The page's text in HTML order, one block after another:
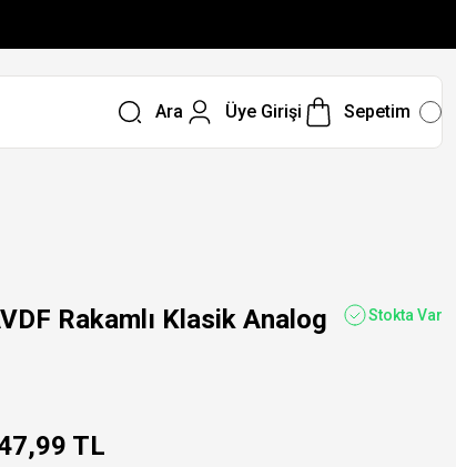
Ara Üye Girişi Sepetim
Rakamlı Klasik Analog
Stokta Var
TL